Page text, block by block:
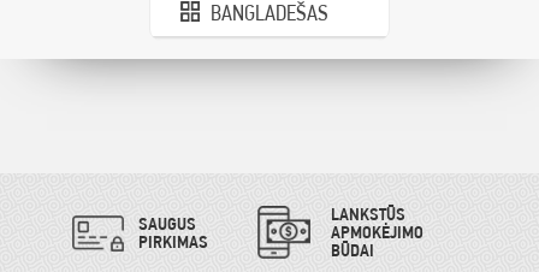
BANGLADEŠAS
SAUGUS
PIRKIMAS
LANKSTŪS
APMOKĖJIMO
BŪDAI